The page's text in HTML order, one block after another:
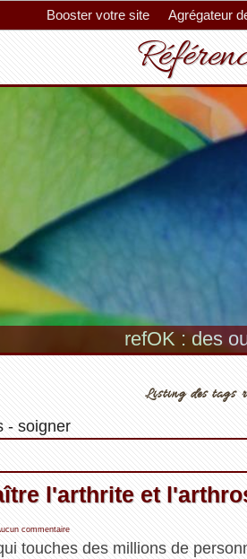
Booster votre site Agrégateur
refOK : des
Listing des tags
- soigner
l'arthrite et
commentaire
touches des millions de